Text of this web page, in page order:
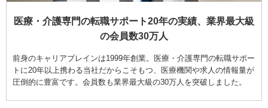
医療・介護専門の転職サポート20年の実績、業界最大級
の会員数30万人
前身のキャリアブレインは1999年創業。医療・介護専門の転職サポー
トに20年以上携わる当社だからこそもつ、医療機関や求人の情報量が
圧倒的に豊富です。会員数も業界最大級の30万人を突破しました。